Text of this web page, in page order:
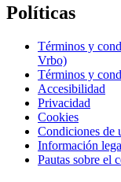
Políticas
Términos y
Vrbo)
Términos y
Accesibilidad
Privacidad
Cookies
Condiciones de
Información
Pautas sobre el